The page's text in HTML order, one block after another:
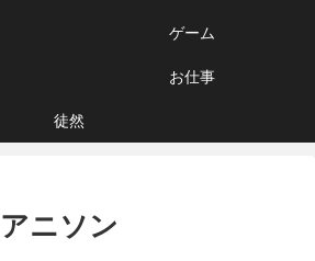
ゲーム
お仕事
徒然
ニソン